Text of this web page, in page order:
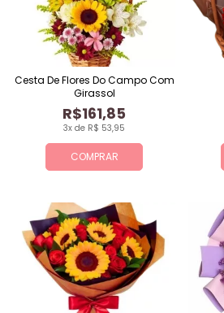
COMPRAR
3x de R$ 53,95
R$161,85
Cesta De Flores Do Campo Com
Girassol